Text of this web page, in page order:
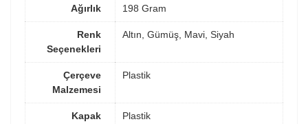
Ağırlık 198 Gram
Renk
Seçenekleri
Altın, Gümüş, Mavi, Siyah
Çerçeve
Malzemesi
Plastik
Kapak
Plastik